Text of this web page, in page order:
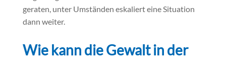
geraten, unter Umständen eskaliert eine Situation
dann weiter.
Wie kann die Gewalt in der